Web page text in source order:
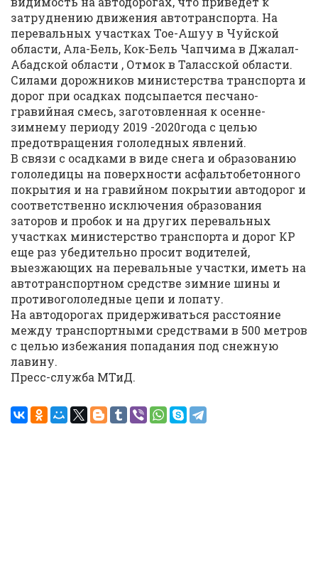
затруднению движения автотранспорта. На
перевальных участках Тое-Ашуу в Чуйской
области, Ала-Бель, Кок-Бель Чапчима в Джалал-
Абадской области , Отмок в Таласской области.
Силами дорожников министерства транспорта и
дорог при осадках подсыпается песчано-
гравийная смесь, заготовленная к осенне-
зимнему периоду 2019 -2020года с целью
предотвращения гололедных явлений.
В связи с осадками в виде снега и образованию
гололедицы на поверхности асфальтобетонного
покрытия и на гравийном покрытии автодорог и
соответственно исключения образования
заторов и пробок и на других перевальных
участках министерство транспорта и дорог КР
еще раз убедительно просит водителей,
выезжающих на перевальные участки, иметь на
автотранспортном средстве зимние шины и
противогололедные цепи и лопату.
На автодорогах придерживаться расстояние
между транспортными средствами в 500 метров
с целью избежания попадания под снежную
лавину.
Пресс-служба МТиД.